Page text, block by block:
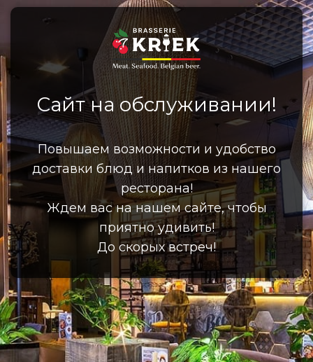
Сайт на обслуживании!
Повышаем возможности и удобство
доставки блюд и напитков из нашего
ресторана!
Ждем вас на нашем сайте, чтобы
приятно удивить!
До скорых встреч!